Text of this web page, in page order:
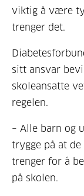
viktig å være
trenger det.
sitt ansvar
skoleansatte
regelen.
– Alle barn og
trygge på at
trenger for å
på skolen.